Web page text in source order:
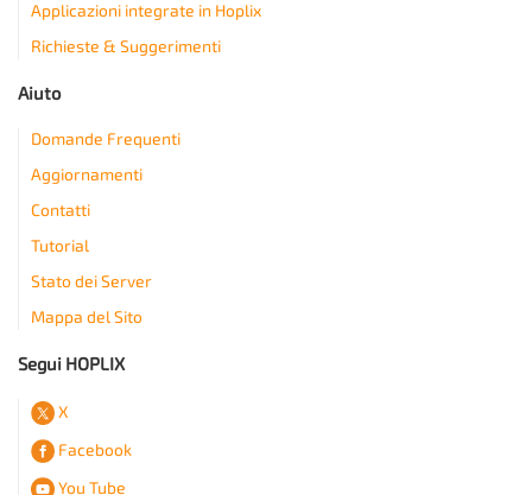
Applicazioni integrate in Hoplix
Richieste & Suggerimenti
Aiuto
Domande Frequenti
Aggiornamenti
Contatti
Tutorial
Stato dei Server
Mappa del Sito
Segui HOPLIX
X
Facebook
You Tube